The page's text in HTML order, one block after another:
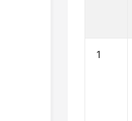
1